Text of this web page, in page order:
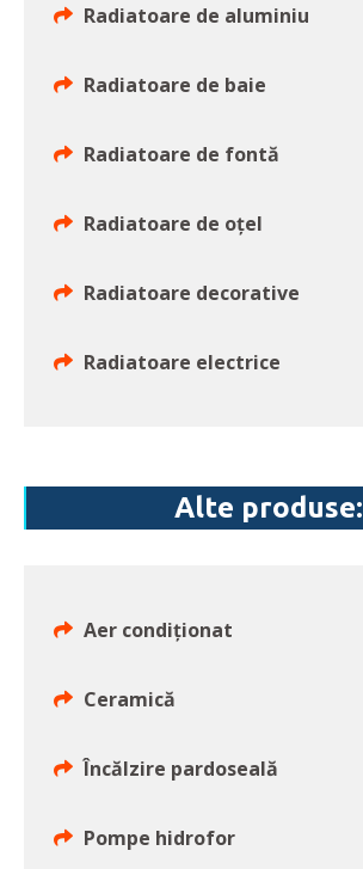
Radiatoare de aluminiu
Radiatoare de baie
Radiatoare de fontă
Radiatoare de oțel
Radiatoare decorative
Radiatoare electrice
Alte produse:
Aer condiționat
Ceramică
Încălzire pardoseală
Pompe hidrofor